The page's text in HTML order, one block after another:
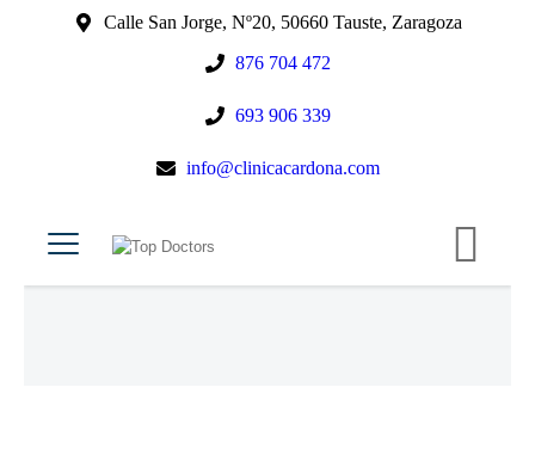
Calle San Jorge, Nº20, 50660 Tauste, Zaragoza
876 704 472
693 906 339
info@clinicacardona.com